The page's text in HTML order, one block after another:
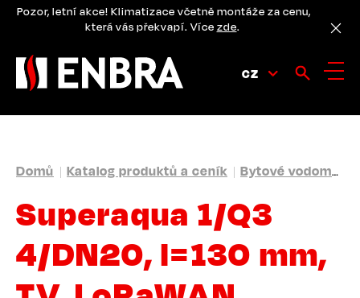
PřejítPozor, letní akce! Klimatizace včetně montáže za cenu,
která vás překvapí. Více zde.
CZ
DROBEČKOVÁ
NAVIGACE
Domů Katalog produktů a ceník Bytové vodoměry
Superaqua 1/Q3
4/DN20, l=130 mm,